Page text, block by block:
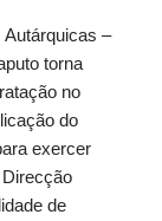
Autárquicas –
torna
no
do
exercer
de